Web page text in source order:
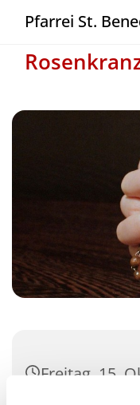
Pfarrei St.
Freitag, 15.